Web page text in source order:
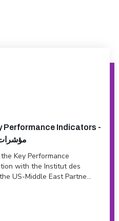
Performance Indicators -
مؤشرات
Key Performance
with the Institut des
US-Middle East Partne...